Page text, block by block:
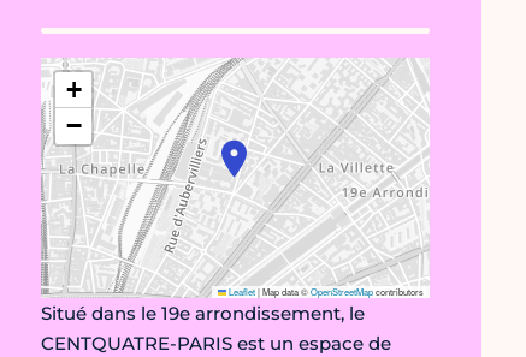
+
−
Leaflet|Map data ©OpenStreetMapcontributors
Situé dans le 19e arrondissement, le
CENTQUATRE-PARIS est un espace de